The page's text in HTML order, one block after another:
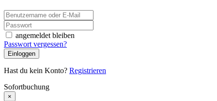
angemeldet bleiben
Passwort vergessen?
Einloggen
Hast du kein Konto? Registrieren
Sofortbuchung
×